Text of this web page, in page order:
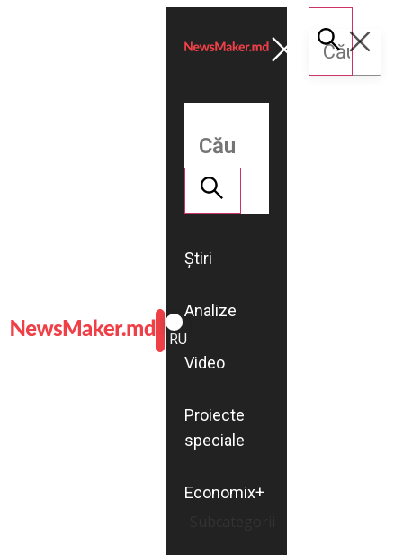
ROMÂNĂ
RU
Știri
Analize
Video
Proiecte
speciale
Economix+